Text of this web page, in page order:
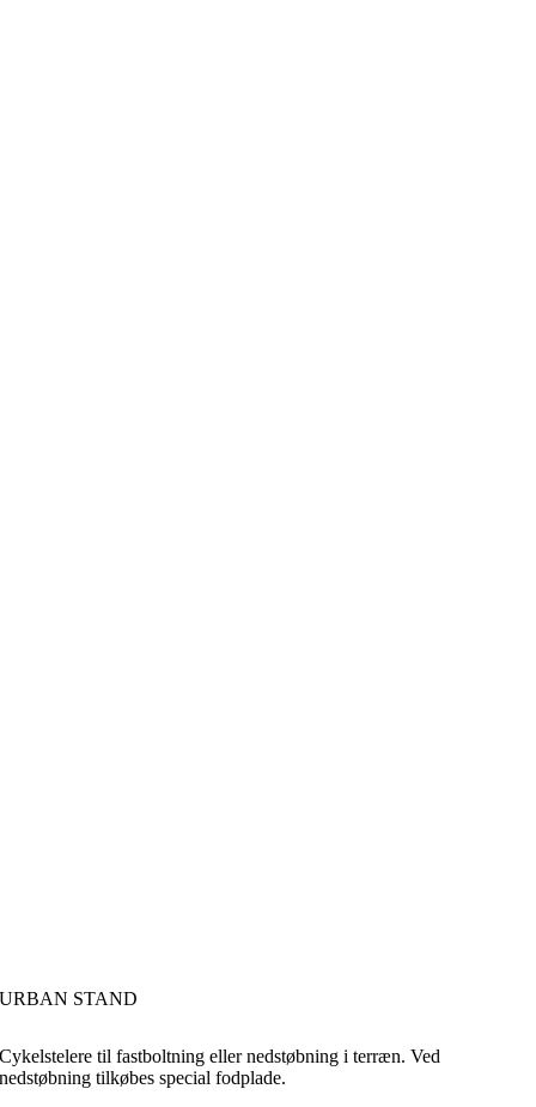
URBAN STAND
Cykelstelere til fastboltning eller nedstøbning i terræn. Ved
nedstøbning tilkøbes special fodplade.